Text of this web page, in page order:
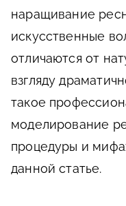
наращивание
искусственные
отличаются от
взгляду
такое
моделирование
процедуры и
данной статье.